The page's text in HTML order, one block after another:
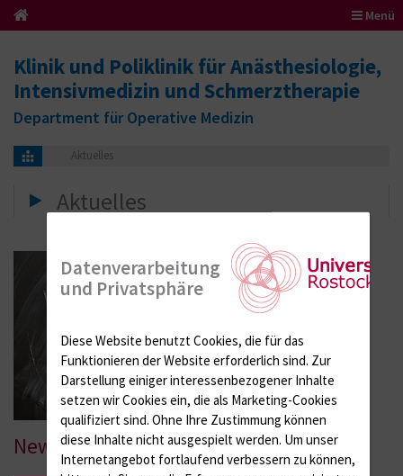
Menü
Klinik und Poliklinik für Anästhesiologie,
Intensivmedizin und Schmerztherapie
Department für Operative Medizin
Aktuelles
Aktuelles
News
Datenverarbeitung
und Privatsphäre
Diese Website benutzt Cookies, die für das
Funktionieren der Website erforderlich sind. Zur
Darstellung einiger interessenbezogener Inhalte
setzen wir Cookies ein, die als Marketing-Cookies
qualifiziert sind. Ohne Ihre Zustimmung können
diese Inhalte nicht ausgespielt werden. Um unser
Internetangebot fortlaufend verbessern zu können,